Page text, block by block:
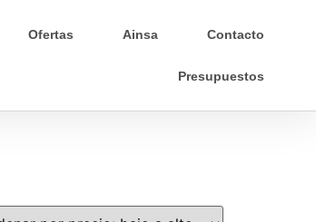
Ofertas Ainsa Contacto
Presupuestos